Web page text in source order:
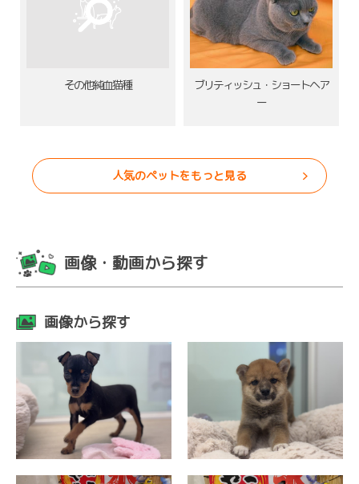
その他純血猫種
ブリティッシュ・ショートヘア
ー
人気のペットをもっと見る
画像・動画から探す
画像から探す